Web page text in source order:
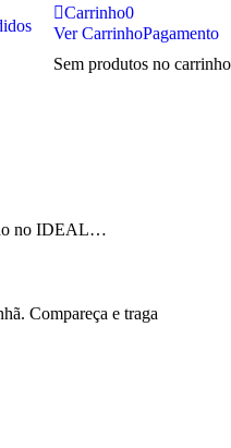
Carrinho0
Ver CarrinhoPagamento
Sem produtos no carrinho
no IDEAL…
Compareça e traga